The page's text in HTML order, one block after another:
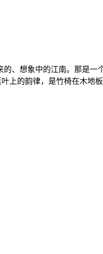
、想象中的江南。那是
的韵律，是竹椅在木地